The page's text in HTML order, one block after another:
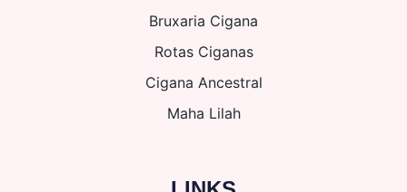
Bruxaria Cigana
Rotas Ciganas
Cigana Ancestral
Maha Lilah